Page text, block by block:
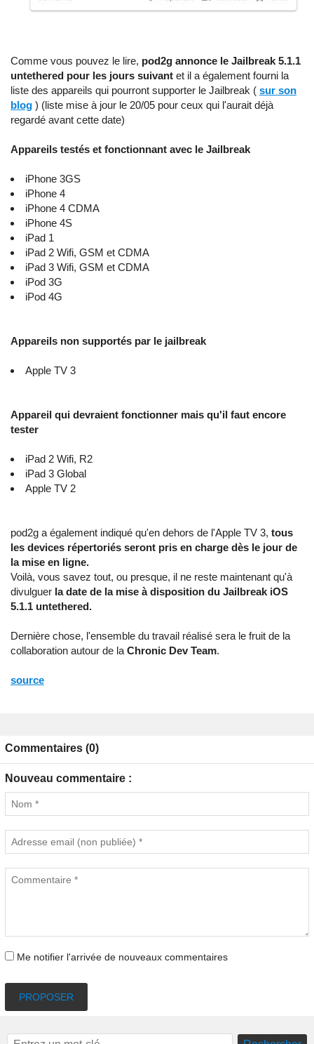
Comme vous pouvez le lire, pod2g annonce le Jailbreak 5.1.1
untethered pour les jours suivant et il a également fourni la
liste des appareils qui pourront supporter le Jailbreak ( sur son
blog ) (liste mise à jour le 20/05 pour ceux qui l'aurait déjà
regardé avant cette date)
Appareils testés et fonctionnant avec le Jailbreak
iPhone 3GS
iPhone 4
iPhone 4 CDMA
iPhone 4S
iPad 1
iPad 2 Wifi, GSM et CDMA
iPad 3 Wifi, GSM et CDMA
iPod 3G
iPod 4G
Appareils non supportés par le jailbreak
Apple TV 3
Appareil qui devraient fonctionner mais qu'il faut encore
tester
iPad 2 Wifi, R2
iPad 3 Global
Apple TV 2
pod2g a également indiqué qu'en dehors de l'Apple TV 3, tous
les devices répertoriés seront pris en charge dès le jour de
la mise en ligne.
Voilà, vous savez tout, ou presque, il ne reste maintenant qu'à
divulguer la date de la mise à disposition du Jailbreak iOS
5.1.1 untethered.
Dernière chose, l'ensemble du travail réalisé sera le fruit de la
collaboration autour de la Chronic Dev Team.
source
Commentaires (0)
Nouveau commentaire :
Me notifier l'arrivée de nouveaux commentaires
PROPOSER